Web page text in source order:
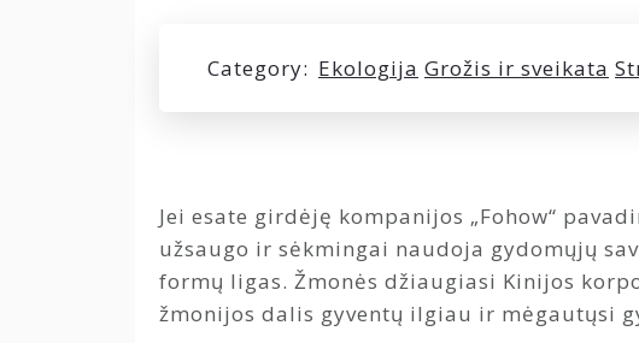
Category: Ekologija Grožis ir sveikata
Jei esate girdėję kompanijos „Fohow“
užsaugo ir sėkmingai naudoja gydomųjų
formų ligas. Žmonės džiaugiasi Kinijos
žmonijos dalis gyventų ilgiau ir mėgautųsi